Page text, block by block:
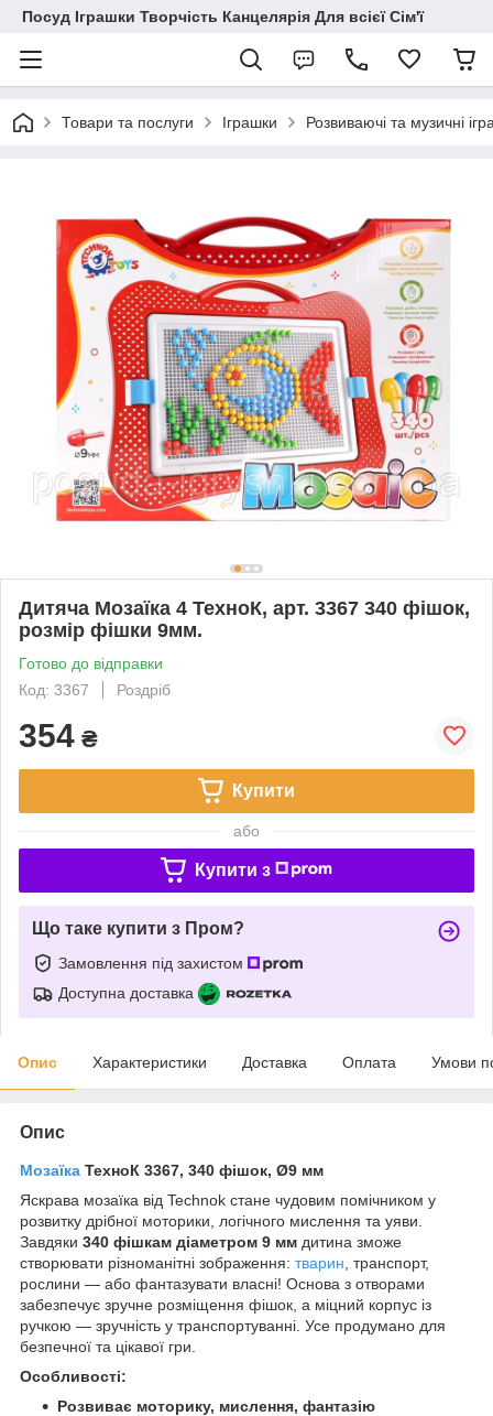
Посуд Іграшки Творчість Канцелярія Для всієї Сім'ї
Товари та послуги Іграшки Розвиваючі та музичні
Дитяча Мозаїка 4 ТехноК, арт. 3367 340 фішок,
розмір фішки 9мм.
Готово до відправки
Код: 3367
Роздріб
354 ₴
Купити
або
Купити з
Що таке купити з Пром?
Замовлення під захистом
Доступна доставка
Опис Характеристики Доставка Оплата Умови
Опис
Мозаїка ТехноК 3367, 340 фішок, Ø9 мм
Яскрава мозаїка від Technok стане чудовим помічником у
розвитку дрібної моторики, логічного мислення та уяви.
Завдяки 340 фішкам діаметром 9 мм дитина зможе
створювати різноманітні зображення: тварин , транспорт,
рослини — або фантазувати власні! Основа з отворами
забезпечує зручне розміщення фішок, а міцний корпус із
ручкою — зручність у транспортуванні. Усе продумано для
безпечної та цікавої гри.
Особливості:
Розвиває моторику, мислення, фантазію